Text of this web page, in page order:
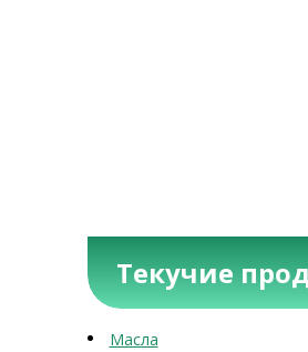
Текучие
Масла